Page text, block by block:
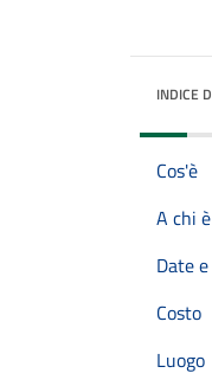
INDICE
Cos'è
A chi
Date
Costo
Luogo